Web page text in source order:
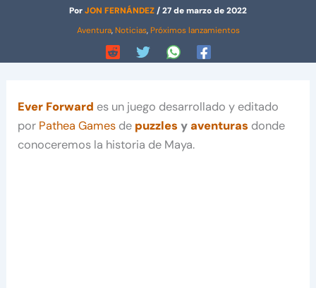
PorJON FERNÁNDEZ/27 de marzo de 2022
Aventura, Noticias, Próximos lanzamientos
Ever Forward es un juego desarrollado y editado
por Pathea Games de puzzles yaventuras donde
conoceremos la historia de Maya.